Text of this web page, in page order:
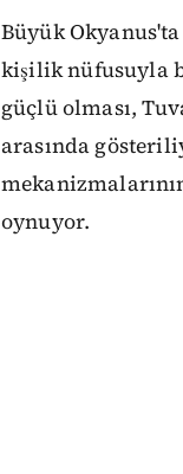
Büyük
kişilik nüfusuyla
güçlü olması,
arasında
oynuyor.